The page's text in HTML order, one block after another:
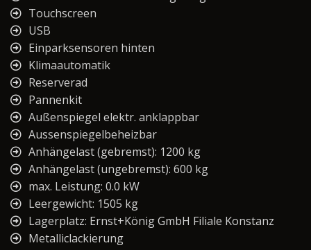
Touchscreen
USB
Einparksensoren hinten
Klimaautomatik
Reserverad
Pannenkit
Außenspiegel elektr. anklappbar
Aussenspiegelbeheizbar
Anhängelast (gebremst): 1200 kg
Anhängelast (ungebremst): 600 kg
max. Leistung: 0.0 kW
Leergewicht: 1505 kg
Lagerplatz: Ernst+König GmbH Filiale Konstanz
Metalliclackierung